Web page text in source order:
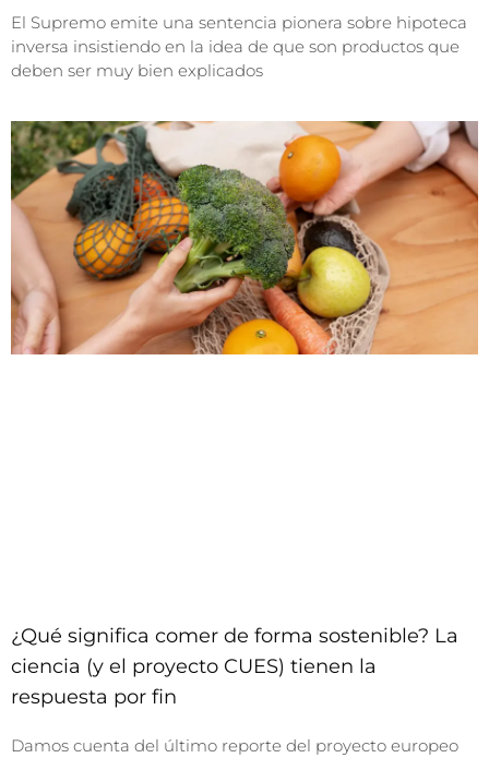
El Supremo emite una sentencia pionera sobre hipoteca
inversa insistiendo en la idea de que son productos que
deben ser muy bien explicados
¿Qué significa comer de forma sostenible? La
ciencia (y el proyecto CUES) tienen la
respuesta por fin
Damos cuenta del último reporte del proyecto europeo